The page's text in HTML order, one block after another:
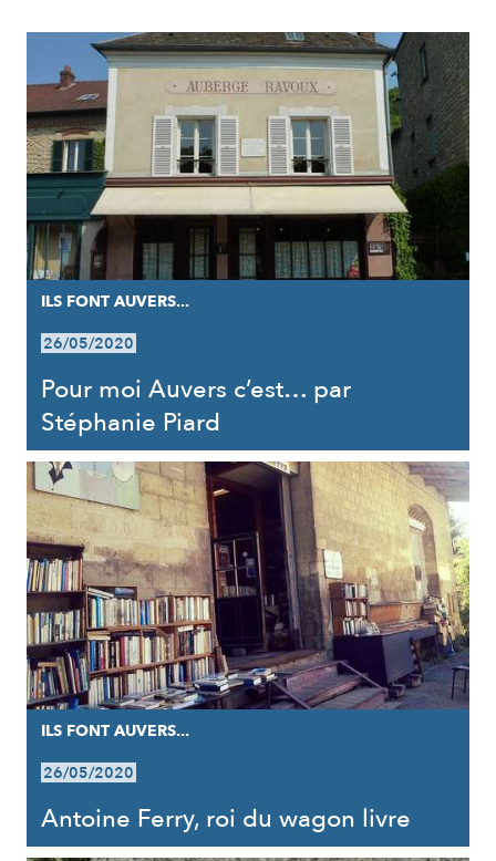
RÉSULTATS
ILS FONT AUVERS...
26/05/2020
Pour moi Auvers c’est… par
Stéphanie Piard
ILS FONT AUVERS...
26/05/2020
Antoine Ferry, roi du wagon livre